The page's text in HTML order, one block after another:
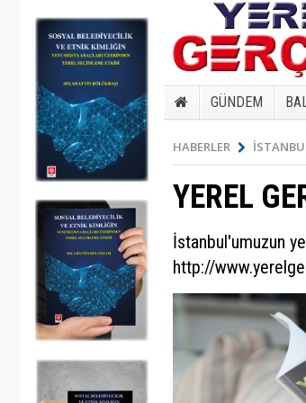
GÜNDEM
HABERLER
YEREL
İstanbul'umuzun
http://